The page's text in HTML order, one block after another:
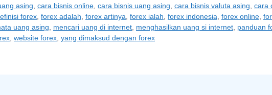
asing cara bisnis online cara bisnis uang asing cara bisnis valuta asing cara
forex forex adalah forex artinya forex ialah forex indonesia forex online
uang asing mencari uang di internet menghasilkan uang si internet panduan
website forex yang dimaksud dengan forex